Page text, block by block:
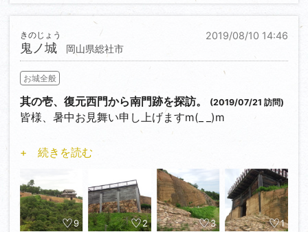
丸跡と伝えられ、発掘調査の結果を踏まえ美しく整備
されています。
この地は福井城日向門跡でもあり、遺構のほとんどは
福井城関連のものですが、その下の層からは北ノ庄城
のものと思われる石垣の根石部分が出土し、今も見る
ことが出来ます。
あと、柴田神社に隣接して資料館（入館無料！）があ
りますので、是非行ってみて下さい。柴田勝家が九頭
龍川に架けた舟橋の鎖や九十九橋の石の橋脚、北ノ庄
城ゆかりの出土品や石瓦なども展示されています。必
ちなみに、柴田神社の御祭神は言うまでもなく勝家公
とお市の方です。
少し小振りな東門跡を抜けて、また暫く歩くと通称
『屏風折れの石垣』に着きます。
千年以上前の遺構とは思えぬ程立派な高石垣も見事で
すが、その縄張と立地に注目してみましょう。城内に
は所々に出っ張りが設けられていますが、その方面に
睨みを効かすべく造られたのでしょう（西門近くの角
楼もおそらく同じ役割）。
また、ここから西門までの北半分は南半分と比べて造
りが違うように見えます。
出っ張りもないし城門は小規模な北門の1ヶ所のみ。
土塁も少し低いように思います。
これは南半分、即ち瀬戸内海方面を重視して築かれた
ことを示しているようです。
南方面に、脅威勢力となっていた『何か』が存在して
2019/08/10 14:46
鬼ノ城
きのじょう
岡山県総社市
お城全般
其の壱、復元西門から南門跡を探訪。 (2019/07/21 訪問)
皆様、暑中お見舞い申し上げますm(_ _)m
さて、やっとこさ来ましたよ！鬼ノ城！！
我が人生初の古代山城ですよ！！
この鬼ノ城、調査によって7世紀後半に築かれたこと
はわかっていますが、いったい誰によって造られたの
か、その年代も目的も、いつ放棄されたのかさえ文献
に記載が無いため全くわかっていない、文字通りの
+ 続きを読む
9 2 3 1